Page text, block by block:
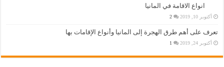
انواع الاقامة في المانيا
أكتوبر 10, 2019 2
تعرف على أهم طرق الهجرة إلى المانيا وأنواع الإقامات بها
أكتوبر 24, 2019 1